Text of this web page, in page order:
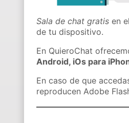
Sala de chat gratis en
de tu dispositivo.
En QuieroChat
Android, iOs para
En caso de que
reproducen Adobe